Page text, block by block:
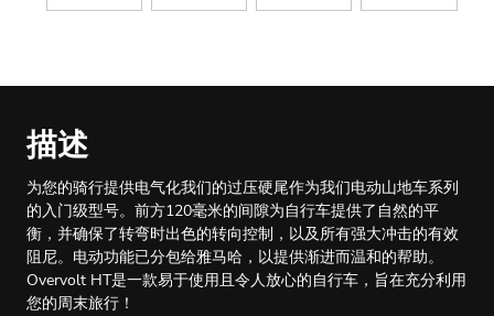
描述
为您的骑行提供电气化我们的过压硬尾作为我们电动山地车系列
的入门级型号。前方120毫米的间隙为自行车提供了自然的平
衡，并确保了转弯时出色的转向控制，以及所有强大冲击的有效
阻尼。电动功能已分包给雅马哈，以提供渐进而温和的帮助。
Overvolt HT是一款易于使用且令人放心的自行车，旨在充分利用
您的周末旅行！